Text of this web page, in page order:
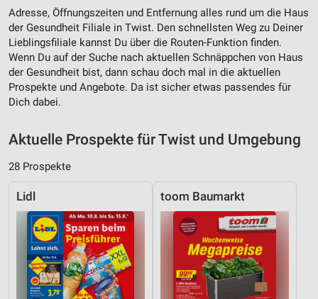
Adresse, Öffnungszeiten und Entfernung alles rund um die Haus
der Gesundheit Filiale in Twist. Den schnellsten Weg zu Deiner
Lieblingsfiliale kannst Du über die Routen-Funktion finden.
Wenn Du auf der Suche nach aktuellen Schnäppchen von Haus
der Gesundheit bist, dann schau doch mal in die aktuellen
Prospekte und Angebote. Da ist sicher etwas passendes für
Dich dabei.
Aktuelle Prospekte für Twist und Umgebung
28 Prospekte
Lidl toom Baumarkt